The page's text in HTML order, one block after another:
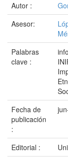
Autor :
Asesor:
Palabras
clave :
Fecha de
publicación
:
Editorial :